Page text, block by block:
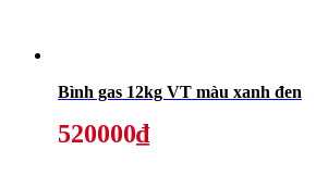
Bình gas 12kg VT màu xanh đen
520000₫